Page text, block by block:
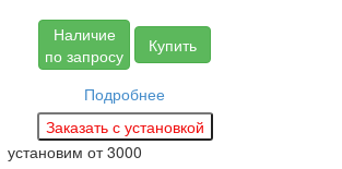
Наличие
по запросу
Купить
Подробнее
установим от 3000